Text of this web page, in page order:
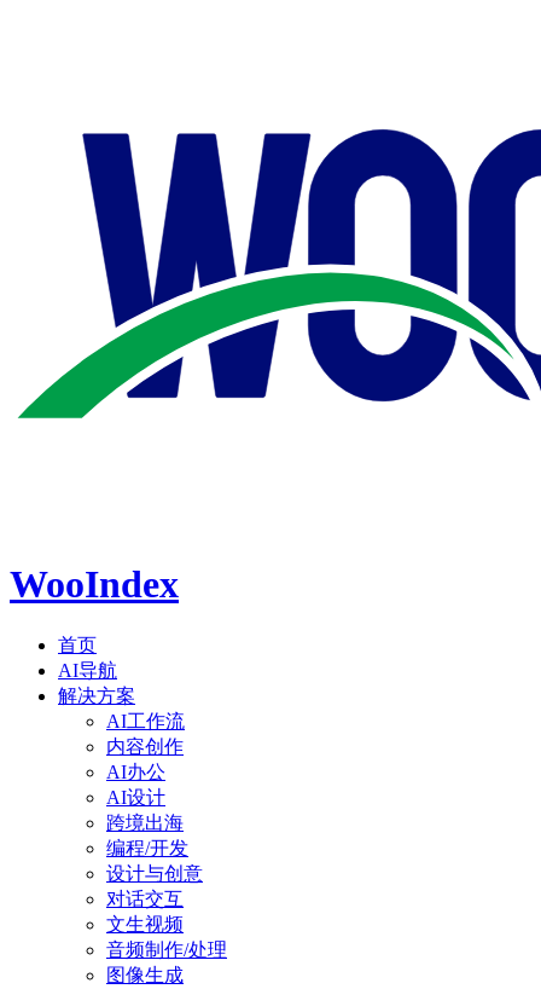
WooIndex
首页
AI导航
解决方案
AI工作流
内容创作
AI办公
AI设计
跨境出海
编程/开发
设计与创意
对话交互
文生视频
音频制作/处理
图像生成